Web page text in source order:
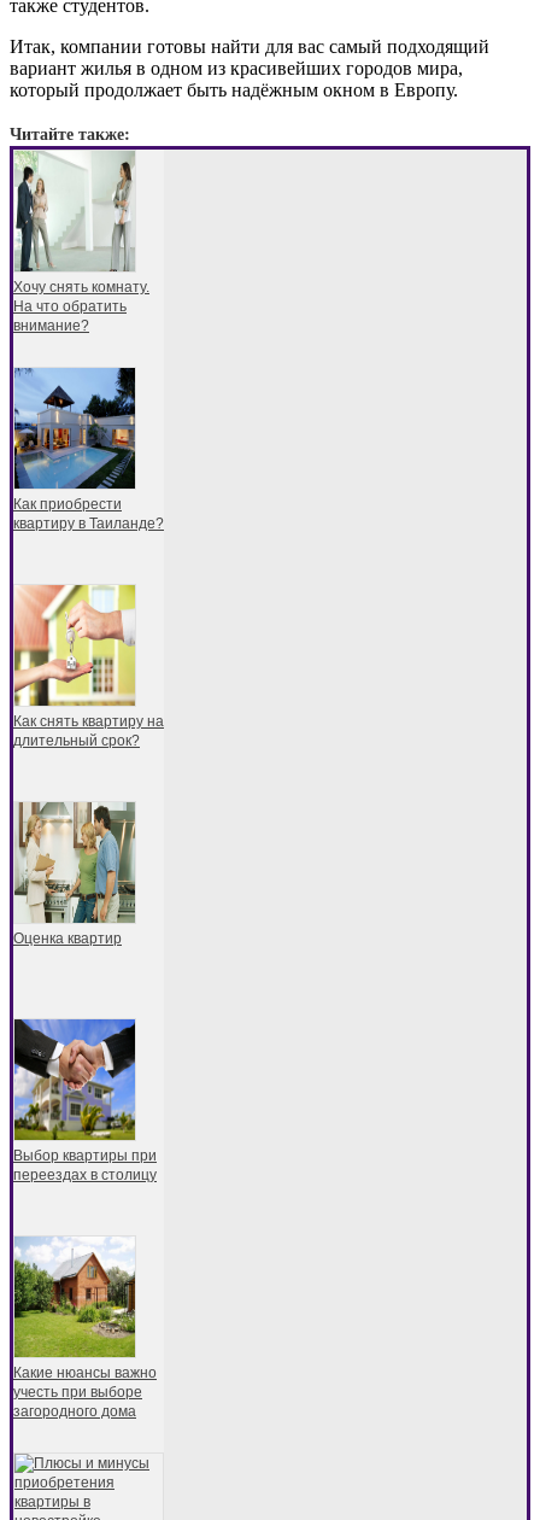
также студентов.
Итак, компании готовы найти для вас самый подходящий
вариант жилья в одном из красивейших городов мира,
который продолжает быть надёжным окном в Европу.
Читайте также:
Хочу снять комнату.
На что обратить
внимание?
Как приобрести
квартиру в Таиланде?
Как снять квартиру на
длительный срок?
Оценка квартир
Выбор квартиры при
переездах в столицу
Какие нюансы важно
учесть при выборе
загородного дома